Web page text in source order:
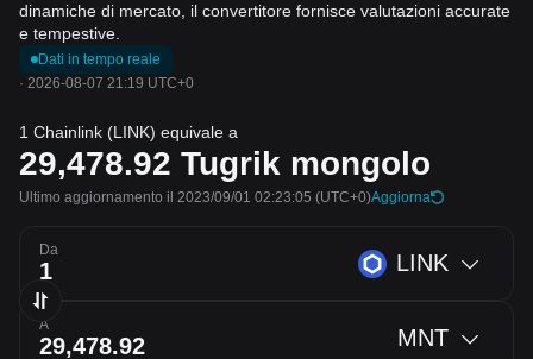
dinamiche di mercato, il convertitore fornisce valutazioni accurate
e tempestive.
Dati in tempo reale
· 2026-08-07 21:19 UTC+0
1 Chainlink (LINK) equivale a
29,478.92 Tugrik mongolo
Ultimo aggiornamento il 2023/09/01 02:23:05 (UTC+0)Aggiorna
Da LINK
A MNT